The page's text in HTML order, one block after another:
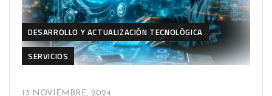
DESARROLLO Y ACTUALIZACIÓN TECNOLÓGICA
SERVICIOS
13 NOVIEMBRE, 2024